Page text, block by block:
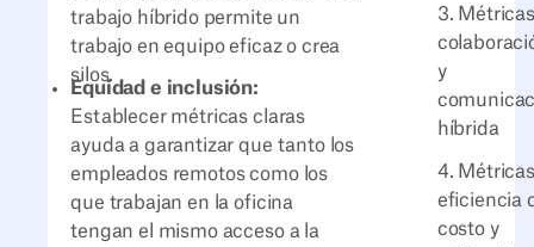
3.
y
híbrida
4.
eficiencia
costo y
trabajo híbrido permite un
trabajo en equipo eficaz o crea
silos.
Equidad e inclusión:
Establecer métricas claras
ayuda a garantizar que tanto los
empleados remotos como los
que trabajan en la oficina
tengan el mismo acceso a la